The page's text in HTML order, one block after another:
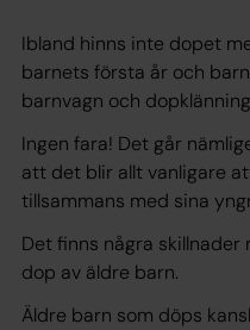
Ibland hinns inte dopet
barnets första år och
barnvagn och
Ingen fara! Det går
att det blir allt vanligare
tillsammans med sina
Det finns några
dop av äldre barn.
Äldre barn som döps